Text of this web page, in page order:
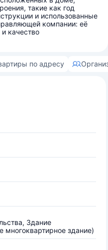
такие как год
и использованные
компании: её
качество
по адресу
Здание
здание)